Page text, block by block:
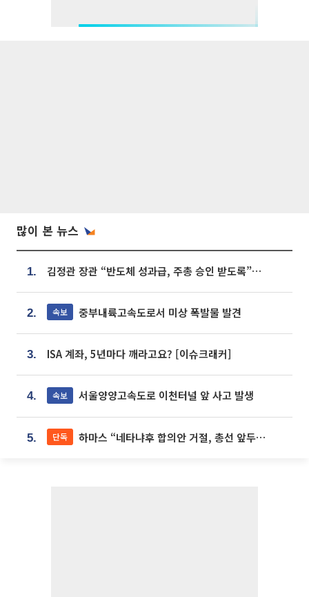
많이 본 뉴스
1. 김정관 장관 “반도체 성과급, 주총 승인 받도록”…상법·자본시장법 개정 시사
2. 속보 중부내륙고속도로서 미상 폭발물 발견
3. ISA 계좌, 5년마다 깨라고요? [이슈크래커]
4. 속보 서울양양고속도로 이천터널 앞 사고 발생
5. 단독 하마스 “네타냐후 합의안 거절, 총선 앞두고 시간 끌기”